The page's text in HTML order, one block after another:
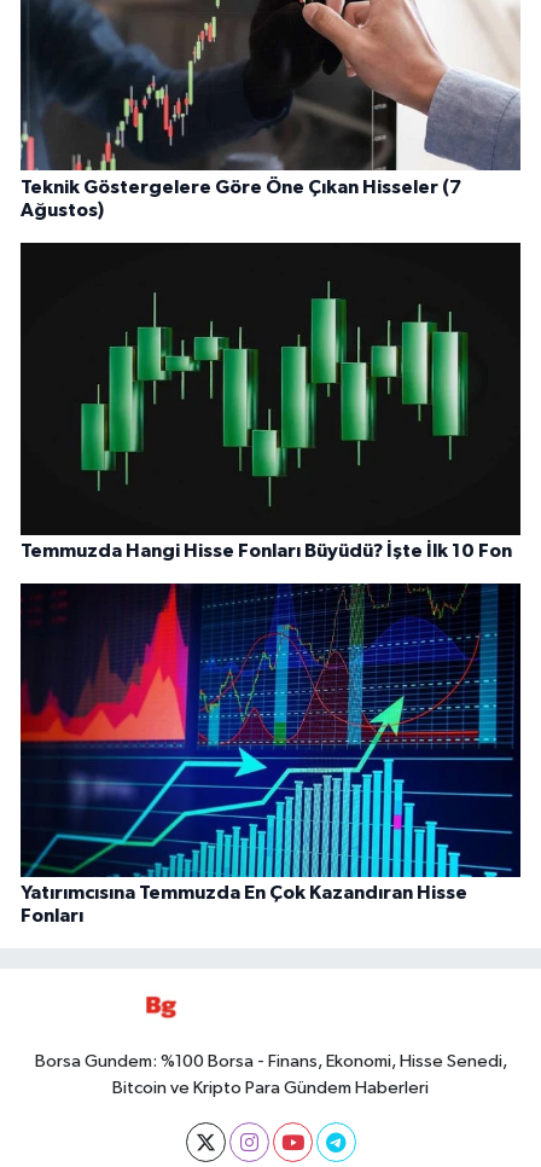
Teknik Göstergelere Göre Öne Çıkan Hisseler (7
Ağustos)
Temmuzda Hangi Hisse Fonları Büyüdü? İşte İlk 10 Fon
Yatırımcısına Temmuzda En Çok Kazandıran Hisse
Fonları
Borsa Gundem: %100 Borsa - Finans, Ekonomi, Hisse Senedi,
Bitcoin ve Kripto Para Gündem Haberleri